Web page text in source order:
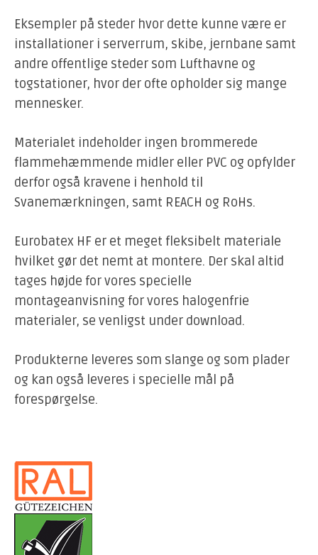
Eksempler på steder hvor dette kunne være er
installationer i serverrum, skibe, jernbane samt
andre offentlige steder som Lufthavne og
togstationer, hvor der ofte opholder sig mange
mennesker.
Materialet indeholder ingen brommerede
flammehæmmende midler eller PVC og opfylder
derfor også kravene i henhold til
Svanemærkningen, samt REACH og RoHs.
Eurobatex HF er et meget fleksibelt materiale
hvilket gør det nemt at montere. Der skal altid
tages højde for vores specielle
montageanvisning for vores halogenfrie
materialer, se venligst under download.
Produkterne leveres som slange og som plader
og kan også leveres i specielle mål på
forespørgelse.